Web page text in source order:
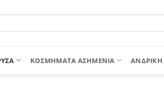
ΚΟΣΜΗΜΑΤΑ ΑΣΗΜΕΝΙΑ ΑΝΔΡΙΚΉ